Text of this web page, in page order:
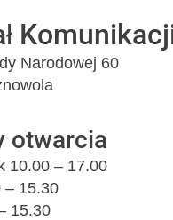
Narodowej 60
otwarcia
10.00 – 17.00
– 15.30
15.30